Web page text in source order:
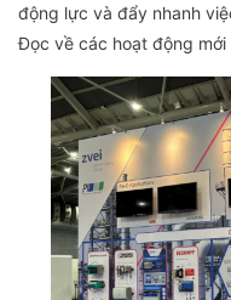
động lực và đẩy nhanh
Đọc về các hoạt động